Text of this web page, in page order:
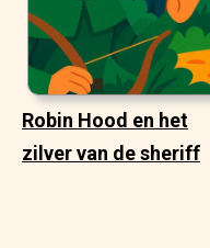
Robin Hood en het
zilver van de sheriff